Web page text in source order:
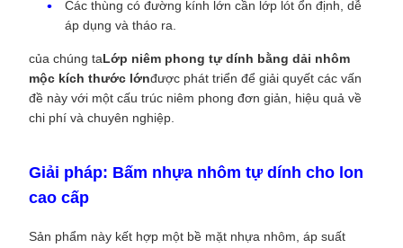
Các thùng có đường kính lớn cần lớp lót ổn định, dễ
áp dụng và tháo ra.
của chúng taLớp niêm phong tự dính bằng dải nhôm
mộc kích thước lớnđược phát triển để giải quyết các vấn
đề này với một cấu trúc niêm phong đơn giản, hiệu quả về
chi phí và chuyên nghiệp.
Giải pháp: Bấm nhựa nhôm tự dính cho lon
cao cấp
Sản phẩm này kết hợp một bề mặt nhựa nhôm, áp suất